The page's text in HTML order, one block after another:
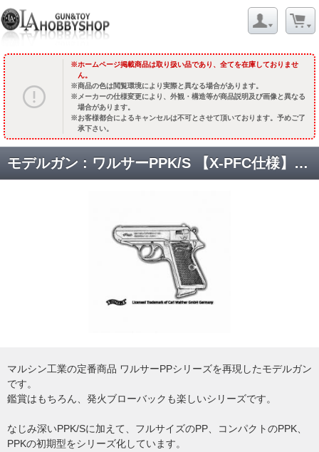
ホームページ掲載商品は取り扱い品であり、全てを在庫しておりませ
ん。
商品の色は閲覧環境により実際と異なる場合があります。
メーカーの仕様変更により、外観・構造等が商品説明及び画像と異なる
場合があります。
お客様都合によるキャンセルは不可とさせて頂いております。予めご了
承下さい。
モデルガン : ワルサーPPK/S 【X-PFC仕様】 (シルバーABS) [品切中.再生産時期未定]
マルシン工業の定番商品 ワルサーPPシリーズを再現したモデルガン
です。
鑑賞はもちろん、発火ブローバックも楽しいシリーズです。
なじみ深いPPK/Sに加えて、フルサイズのPP、コンパクトのPPK、
PPKの初期型をシリーズ化しています。